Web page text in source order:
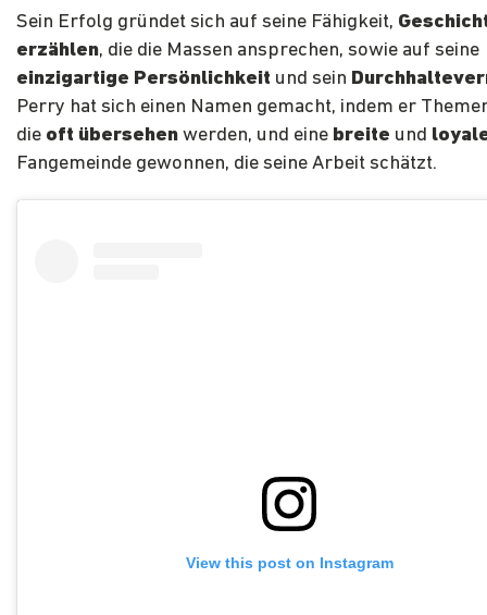
Sein Erfolg gründet sich auf seine Fähigkeit,
erzählen, die die Massen ansprechen, sowie auf seine
einzigartige Persönlichkeit und sein
Perry hat sich einen Namen gemacht, indem er
die oft übersehen werden, und eine breite und
Fangemeinde gewonnen, die seine Arbeit schätzt.
View this post on Instagram